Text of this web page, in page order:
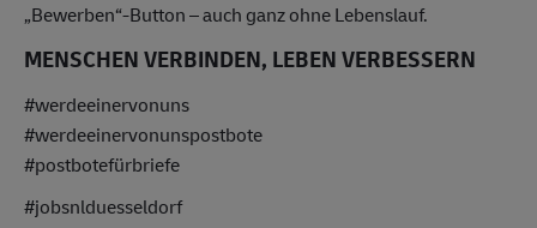
„Bewerben“-Button – auch ganz ohne Lebenslauf.
MENSCHEN VERBINDEN, LEBEN VERBESSERN
#werdeeinervonuns
#werdeeinervonunspostbote
#postbotefürbriefe
#jobsnlduesseldorf